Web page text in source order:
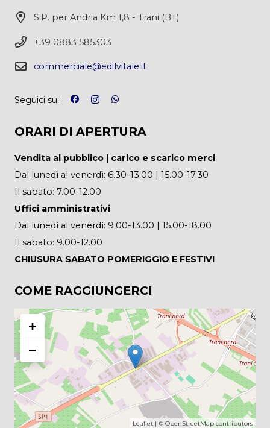
S.P. per Andria Km 1,8 - Trani (BT)
+39 0883 585303
commerciale@edilvitale.it
Seguici su:
ORARI DI APERTURA
Vendita al pubblico | carico e scarico merci
Dal lunedì al venerdì: 6.30-13.00 | 15.00-17.30
Il sabato: 7.00-12.00
Uffici amministrativi
Dal lunedì al venerdì: 9.00-13.00 | 15.00-18.00
Il sabato: 9.00-12.00
CHIUSURA SABATO POMERIGGIO E FESTIVI
COME RAGGIUNGERCI
+
−
Leaflet | © OpenStreetMapcontributors